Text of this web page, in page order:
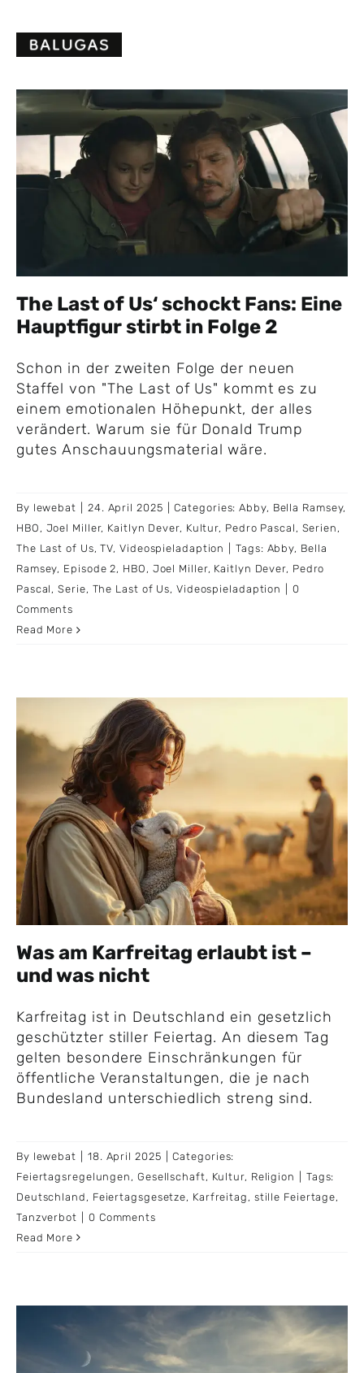
content
The Last of Us‘ schockt Fans: Eine
Hauptfigur stirbt in Folge 2
Schon in der zweiten Folge der neuen
Staffel von "The Last of Us" kommt es zu
einem emotionalen Höhepunkt, der alles
verändert. Warum sie für Donald Trump
gutes Anschauungsmaterial wäre.
By lewebat 24. April 2025 Categories:Abby, Bella Ramsey,
HBO , Joel Miller, Kaitlyn Dever, Kultur, Pedro Pascal , Serien ,
The Last of Us,TV,Videospieladaption Tags: Abby, Bella
Ramsey, Episode 2, HBO , Joel Miller, Kaitlyn Dever, Pedro
Pascal ,Serie, The Last of Us, Videospieladaption
0
Comments
Read More
Was am Karfreitag erlaubt ist –
und was nicht
Karfreitag ist in Deutschland ein gesetzlich
geschützter stiller Feiertag. An diesem Tag
gelten besondere Einschränkungen für
öffentliche Veranstaltungen, die je nach
Bundesland unterschiedlich streng sind.
By lewebat 18. April 2025
Categories:
Feiertagsregelungen , Gesellschaft, Kultur, Religion
Tags:
Deutschland , Feiertagsgesetze, Karfreitag , stille Feiertage,
Tanzverbot
0 Comments
Read More